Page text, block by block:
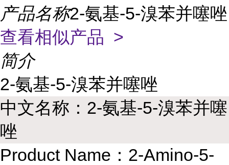
产品名称2-氨基-5-溴苯并噻唑
查看相似产品 >
简介
2-氨基-5-溴苯并噻唑
中文名称：2-氨基-5-溴苯并噻
唑
Product Name：2-Amino-5-